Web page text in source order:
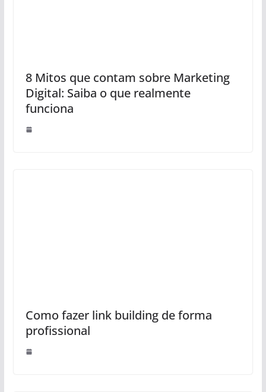
8 Mitos que contam sobre Marketing
Digital: Saiba o que realmente
funciona
Como fazer link building de forma
profissional